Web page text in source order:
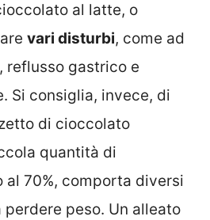
al latte, o
vari disturbi, come ad
reflusso gastrico e
Si consiglia, invece, di
di cioccolato
quantità di
al 70%, comporta diversi
peso. Un alleato